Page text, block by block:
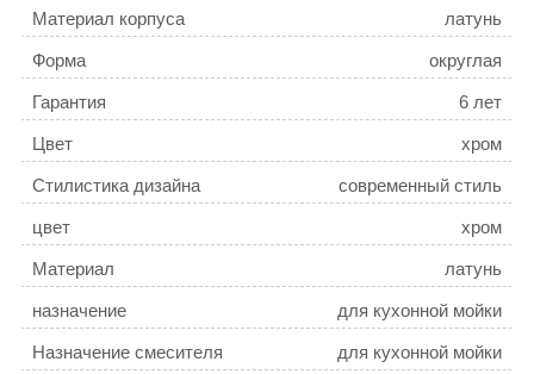
Материал корпуса латунь
Форма округлая
Гарантия 6 лет
Цвет хром
Стилистика дизайна современный стиль
цвет хром
Материал латунь
назначение для кухонной мойки
Назначение смесителя для кухонной мойки